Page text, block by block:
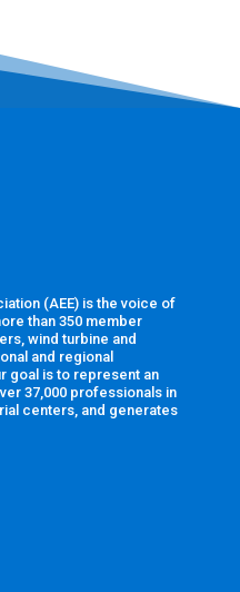
(AEE) is the voice of
than 350 member
wind turbine and
and regional
goal is to represent an
37,000 professionals in
centers, and generates